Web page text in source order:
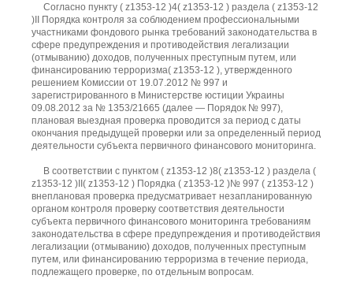
Согласно пункту ( z1353-12 )4( z1353-12 ) раздела ( z1353-12
)II Порядка контроля за соблюдением профессиональными
участниками фондового рынка требований законодательства в
сфере предупреждения и противодействия легализации
(отмыванию) доходов, полученных преступным путем, или
финансированию терроризма( z1353-12 ), утвержденного
решением Комиссии от 19.07.2012 № 997 и
зарегистрированного в Министерстве юстиции Украины
09.08.2012 за № 1353/21665 (далее — Порядок № 997),
плановая выездная проверка проводится за период с даты
окончания предыдущей проверки или за определенный период
деятельности субъекта первичного финансового мониторинга.
В соответствии с пунктом ( z1353-12 )8( z1353-12 ) раздела (
z1353-12 )II( z1353-12 ) Порядка ( z1353-12 )№ 997 ( z1353-12 )
внеплановая проверка предусматривает незапланированную
органом контроля проверку соответствия деятельности
субъекта первичного финансового мониторинга требованиям
законодательства в сфере предупреждения и противодействия
легализации (отмыванию) доходов, полученных преступным
путем, или финансированию терроризма в течение периода,
подлежащего проверке, по отдельным вопросам.